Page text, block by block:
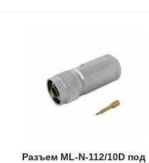
Разъем ML-N-112/10D под